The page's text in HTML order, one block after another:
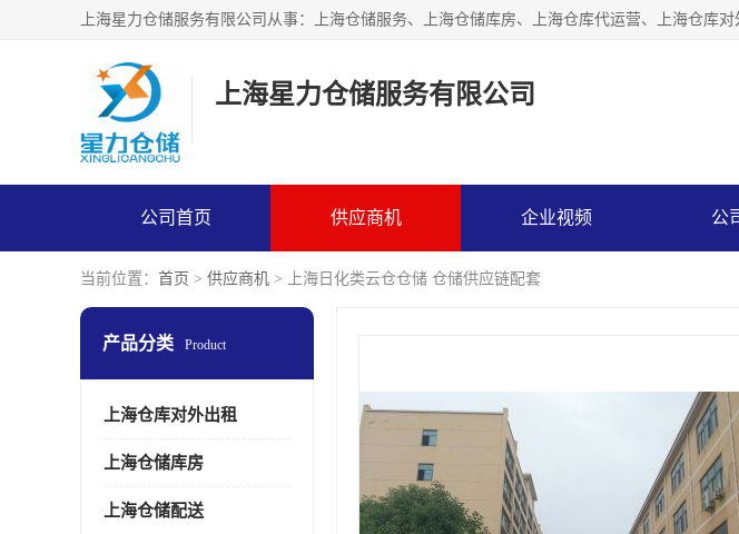
上海星力仓储服务有限公司
公司首页 供应商机 企业视频 公
当前位置： 首页 > 供应商机 > 上海日化类云仓仓储 仓储供应链配套
产品分类 Product
上海仓库对外出租
上海仓储库房
上海仓储配送